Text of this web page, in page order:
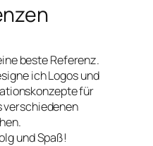
beste Referenz.
ich Logos und
für
verschiedenen
und Spaß!